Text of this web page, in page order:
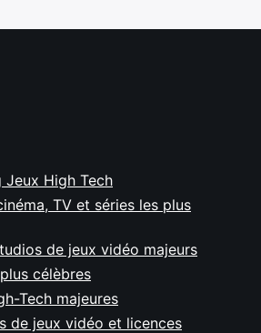
Jeux High Tech
TV et séries les plus
de jeux vidéo majeurs
célèbres
Tech majeures
de jeux vidéo et licences